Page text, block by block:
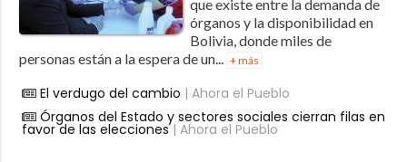
que existe entre la demanda de
órganos y la disponibilidad en
Bolivia, donde miles de
personas están a la espera de un... + más
El verdugo del cambio | Ahora el Pueblo
Órganos del Estado y sectores sociales cierran filas en
favor de las elecciones| Ahora el Pueblo